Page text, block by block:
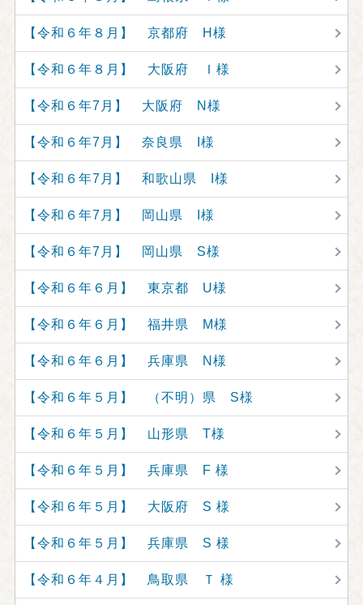
【令和６年８月】 京都府 H様
【令和６年８月】 大阪府 Ｉ様
【令和６年7月】 大阪府 N様
【令和６年7月】 奈良県 I様
【令和６年7月】 和歌山県 I様
【令和６年7月】 岡山県 I様
【令和６年7月】 岡山県 S様
【令和６年６月】 東京都 U様
【令和６年６月】 福井県 M様
【令和６年６月】 兵庫県 N様
【令和６年５月】 （不明）県 S様
【令和６年５月】 山形県 T様
【令和６年５月】 兵庫県 F 様
【令和６年５月】 大阪府 S 様
【令和６年５月】 兵庫県 S 様
【令和６年４月】 鳥取県 Ｔ 様